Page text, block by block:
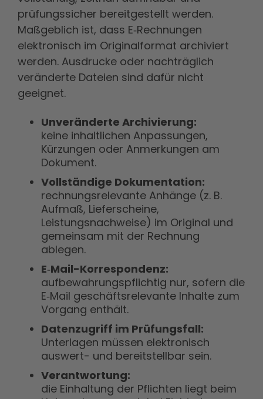
prüfungssicher bereitgestellt werden.
Maßgeblich ist, dass E‑Rechnungen
elektronisch im Originalformat archiviert
werden. Ausdrucke oder nachträglich
veränderte Dateien sind dafür nicht
geeignet.
Unveränderte Archivierung:
keine inhaltlichen Anpassungen,
Kürzungen oder Anmerkungen am
Dokument.
Vollständige Dokumentation:
rechnungsrelevante Anhänge (z. B.
Aufmaß, Lieferscheine,
Leistungsnachweise) im Original und
gemeinsam mit der Rechnung
ablegen.
E‑Mail-Korrespondenz:
aufbewahrungspflichtig nur, sofern die
E‑Mail geschäftsrelevante Inhalte zum
Vorgang enthält.
Datenzugriff im Prüfungsfall:
Unterlagen müssen elektronisch
auswert- und bereitstellbar sein.
Verantwortung:
die Einhaltung der Pflichten liegt beim